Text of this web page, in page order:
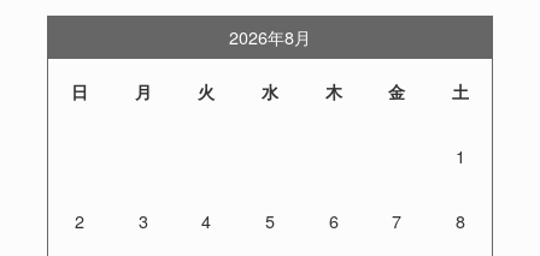
2026年8月
日 月 火 水 木 金 土
1
2 3 4 5 6 7 8